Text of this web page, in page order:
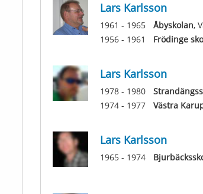
Lars Karlsson
1961 - 1965 Åbyskolan,
1956 - 1961
Frödinge
Lars Karlsson
1978 - 1980
1974 - 1977
Västra
Lars Karlsson
1965 - 1974